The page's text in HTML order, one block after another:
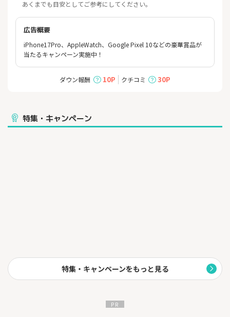
あくまでも目安としてご参考にしてください。
広告概要
iPhone17Pro、AppleWatch、Google Pixel 10などの豪華賞品が
当たるキャンペーン実施中！
ダウン報酬 10P クチコミ 30P
特集・キャンペーン
特集・キャンペーンをもっと見る